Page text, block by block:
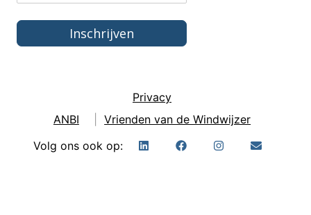
Inschrijven
Privacy
ANBI
Vrienden van de Windwijzer
Volg ons ook op: